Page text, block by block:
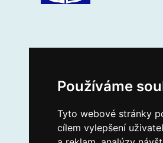
Používáme
Tyto webové stránky
cílem vylepšení